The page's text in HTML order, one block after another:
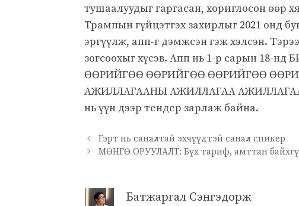
тушаалуудыг гаргасан, хориглосон өөр
Трампын гүйцэтгэх захирлыг 2021 онд
эргүүлж, апп-г дэмжсэн гэж хэлсэн.
зогсоохыг хүсэв. Апп нь 1-р сарын
ӨӨРИЙГӨӨ ӨӨРИЙГӨӨ ӨӨРИЙГӨӨ
АЖИЛЛАГААНЫ АЖИЛЛАГАА
нь үүн дээр тендер зарлаж байна.
Гэрт нь саналтай эхчүүдтэй санал спикер
МӨНГӨ ОРУУЛАЛТ: Бүх тариф, амттан
Батжаргал Сэнгэдорж